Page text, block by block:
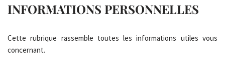
INFORMATIONS PERSONNELLES
Cette rubrique rassemble toutes les informations utiles vous
concernant.